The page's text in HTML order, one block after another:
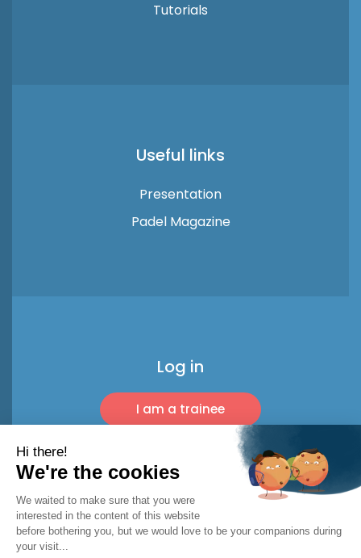
Tutorials
Useful links
Presentation
Padel Magazine
Log in
I am a trainee